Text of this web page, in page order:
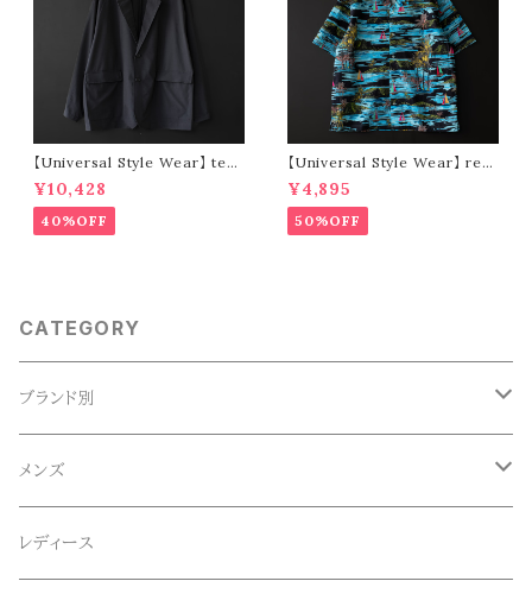
【Universal Style Wear】 tec
jacket (black)
¥10,428
40%OFF
【Universal Style Wear】 res
ort shirt (blue type)
¥4,895
50%OFF
CATEGORY
ブランド別
ACE SNKR(エーススニーカー)
Anapau,Seaing,ANAPAU UG
メンズ
トップス
レディース